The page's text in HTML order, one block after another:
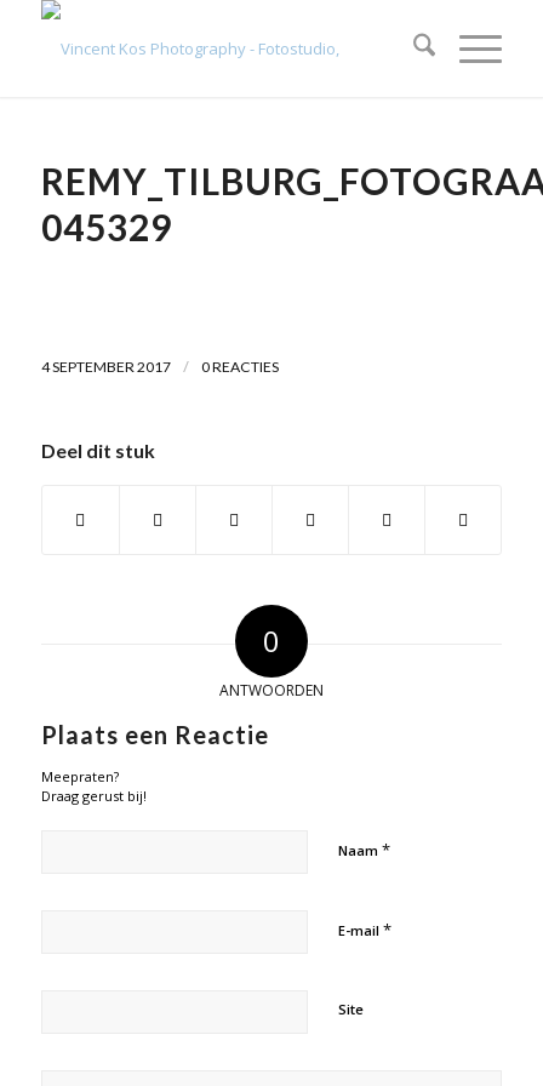
045329
4 SEPTEMBER 2017 / 0 REACTIES
Deel dit stuk
0
ANTWOORDEN
Plaats een Reactie
Meepraten?
Draag gerust bij!
Naam *
E-mail *
Site